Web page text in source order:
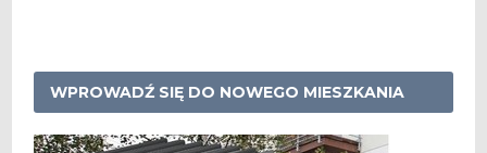
WPROWADŹ SIĘ DO NOWEGO MIESZKANIA